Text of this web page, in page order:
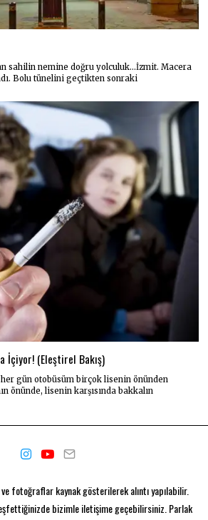
sahilin nemine doğru yolculuk…İzmit. Macera
Bolu tünelini geçtikten sonraki
İçiyor! (Eleştirel Bakış)
gün otobüsüm birçok lisenin önünden
önünde, lisenin karşısında bakkalın
fotoğraflar kaynak gösterilerek alıntı yapılabilir.
bizimle iletişime geçebilirsiniz. Parlak